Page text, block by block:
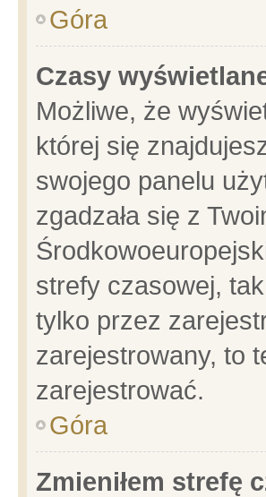
Góra
Czasy
Możliwe, że
której się
swojego panelu
zgadzała się z
strefy czasowej,
tylko przez
zarejestrowany, to
zarejestrować.
Góra
Zmieniłem strefę